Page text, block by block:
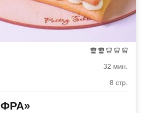
32 мин.
8 стр.